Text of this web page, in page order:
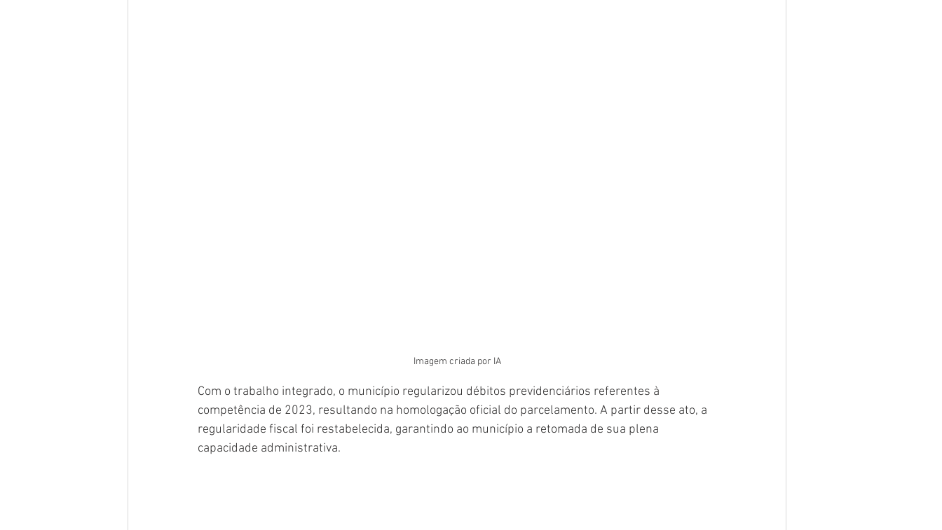
Imagem criada por IA
Com o trabalho integrado, o município regularizou débitos previdenciários referentes à
competência de 2023, resultando na homologação oficial do parcelamento. A partir desse ato, a
regularidade fiscal foi restabelecida, garantindo ao município a retomada de sua plena
capacidade administrativa.